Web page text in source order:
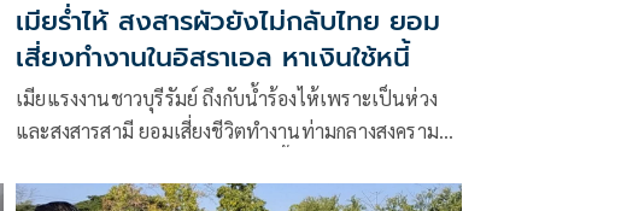
เมียร่ำไห้ สงสารผัวยังไม่กลับไทย ยอม
เสี่ยงทำงานในอิสราเอล หาเงินใช้หนี้
เมียแรงงานชาวบุรีรัมย์ ถึงกับน้ำร้องไห้เพราะเป็นห่วง
และสงสารสามี ยอมเสี่ยงชีวิตทำงานท่ามกลางสงคราม
เลี้ยงแม่ชราและลูกเมีย มีเพียงชายผ้าถุงแม่ที่พกติดตัว